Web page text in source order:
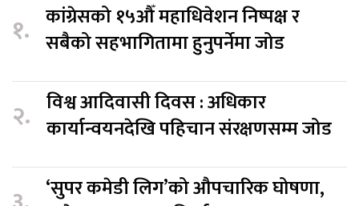
१. कांग्रेसको १५औँ महाधिवेशन निष्पक्ष र
सबैको सहभागितामा हुनुपर्नेमा जोड
२. विश्व आदिवासी दिवस : अधिकार
कार्यान्वयनदेखि पहिचान संरक्षणसम्म जोड
‘सुपर कमेडी लिग’को औपचारिक घोषणा,